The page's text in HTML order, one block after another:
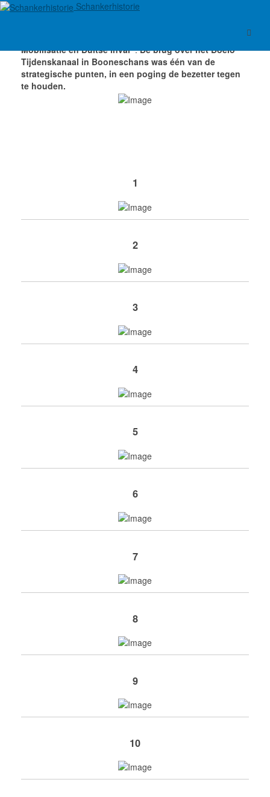
Schankerhistorie
Mobilisatie en Duitse inval :De brug over het Boelo
Tijdenskanaal in Booneschans was één van de
strategische punten, in een poging de bezetter tegen
te houden.
1
2
3
4
5
6
7
8
9
10